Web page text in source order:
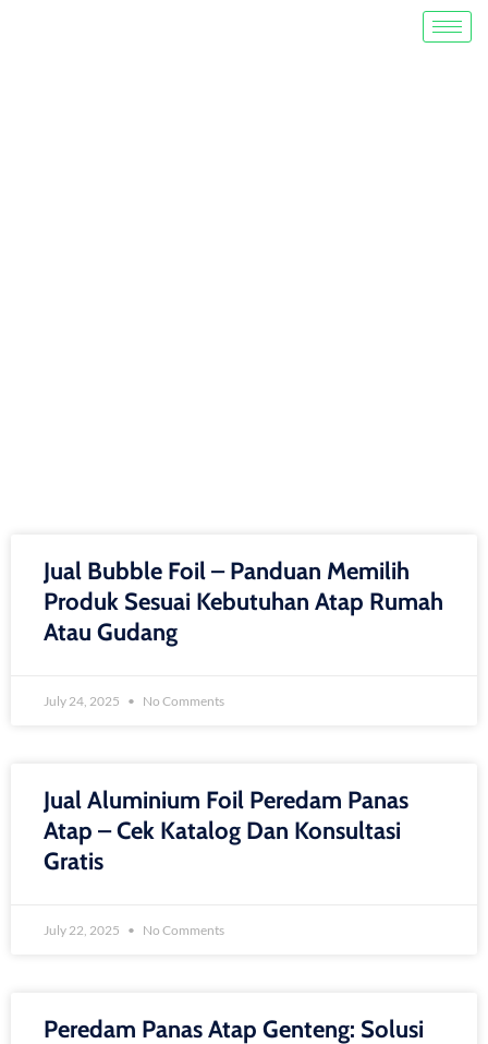
Jual Bubble Foil – Panduan Memilih
Produk Sesuai Kebutuhan Atap Rumah
Atau Gudang
July 24, 2025 No Comments
Jual Aluminium Foil Peredam Panas
Atap – Cek Katalog Dan Konsultasi
Gratis
July 22, 2025 No Comments
Peredam Panas Atap Genteng: Solusi